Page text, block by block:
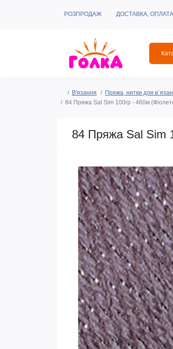
РОЗПРОДАЖ ДОСТАВКА, ОПЛАТА
В'язання Пряжа, нитки для
84 Пряжа Sal Sim 100гр - 460м
84 Пряжа Sal Sim